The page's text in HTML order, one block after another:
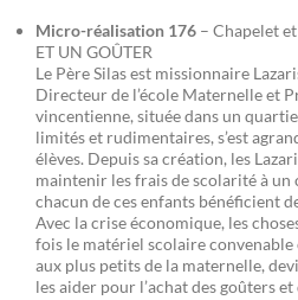
Micro-réalisation 176 – Chapelet
ET UN GOÛTER
Le Père Silas est missionnaire
Directeur de l’école Maternelle et
vincentienne, située dans un
limités et rudimentaires, s’est
élèves. Depuis sa création, les
maintenir les frais de scolarité à
chacun de ces enfants bénéficient
Avec la crise économique, les
fois le matériel scolaire
aux plus petits de la maternelle,
les aider pour l’achat des goûters